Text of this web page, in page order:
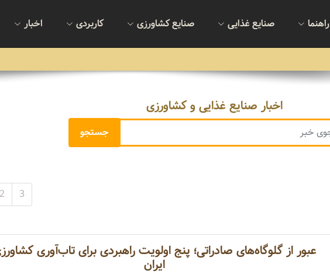
راهنما صنایع غذایی صنایع کشاورزی کاربردی اخبار
اخبار صنایع غذایی و کشاورزی
2 3
عبور از گلوگاه‌های صادراتی؛ پنج اولویت راهبردی برای تاب‌آوری
ایران